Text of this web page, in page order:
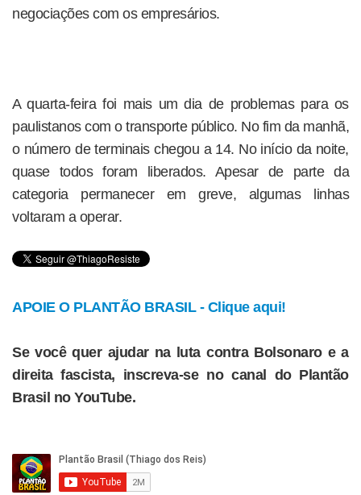
negociações com os empresários.
A quarta-feira foi mais um dia de problemas para os
paulistanos com o transporte público. No fim da manhã,
o número de terminais chegou a 14. No início da noite,
quase todos foram liberados. Apesar de parte da
categoria permanecer em greve, algumas linhas
voltaram a operar.
APOIE O PLANTÃO BRASIL - Clique aqui!
Se você quer ajudar na luta contra Bolsonaro e a
direita fascista, inscreva-se no canal do Plantão
Brasil no YouTube.